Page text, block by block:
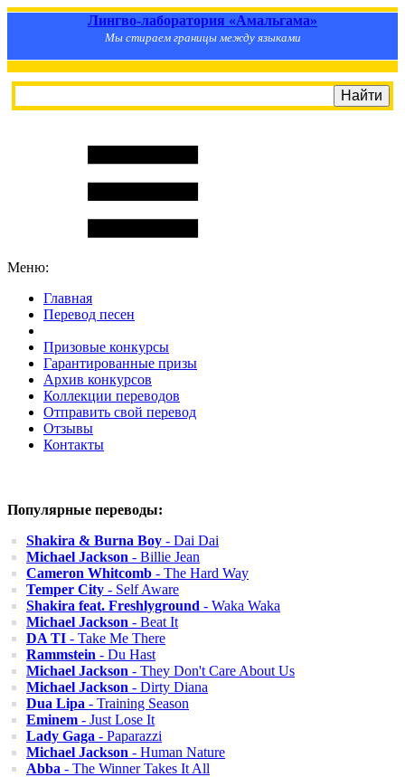
Лингво-лаборатория «Амальгама»
Мы стираем границы между языками
Меню:
Главная
Перевод песен
Призовые конкурсы
Гарантированные призы
Архив конкурсов
Коллекции переводов
Отправить свой перевод
Отзывы
Контакты
Популярные переводы:
Shakira & Burna Boy - Dai Dai
Michael Jackson - Billie Jean
Cameron Whitcomb - The Hard Way
Temper City - Self Aware
Shakira feat. Freshlyground - Waka Waka
Michael Jackson - Beat It
DA TI - Take Me There
Rammstein - Du Hast
Michael Jackson - They Don't Care About Us
Michael Jackson - Dirty Diana
Dua Lipa - Training Season
Eminem - Just Lose It
Lady Gaga - Paparazzi
Michael Jackson - Human Nature
Abba - The Winner Takes It All